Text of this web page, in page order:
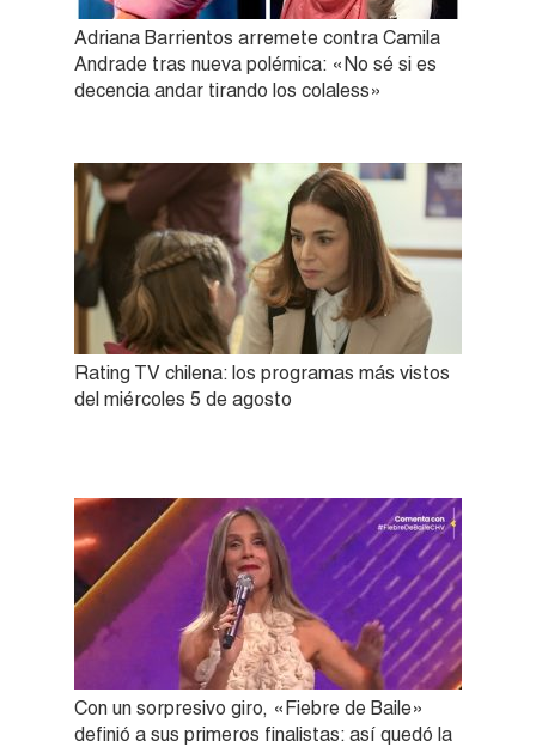
Adriana Barrientos arremete contra Camila
Andrade tras nueva polémica: «No sé si es
decencia andar tirando los colaless»
Rating TV chilena: los programas más vistos
del miércoles 5 de agosto
Con un sorpresivo giro, «Fiebre de Baile»
definió a sus primeros finalistas: así quedó la